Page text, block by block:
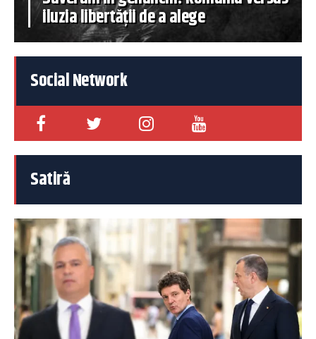
iluzia libertății de a alege
Social Network
Satiră